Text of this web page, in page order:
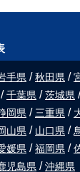
手県 秋田県
千葉県 茨城県
岡県 三重県
山県 山口県
媛県 福岡県
児島県 沖縄県